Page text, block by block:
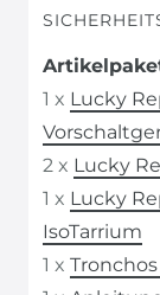
1 x Lucky
2 x Lucky
1 x Lucky
IsoTarrium
1 x